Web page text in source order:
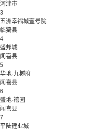
河津市
3
五洲幸福城壹号院
临猗县
4
盛邦城
闻喜县
5
华地·九樾府
闻喜县
6
盛地·禧园
闻喜县
7
平陆建业城